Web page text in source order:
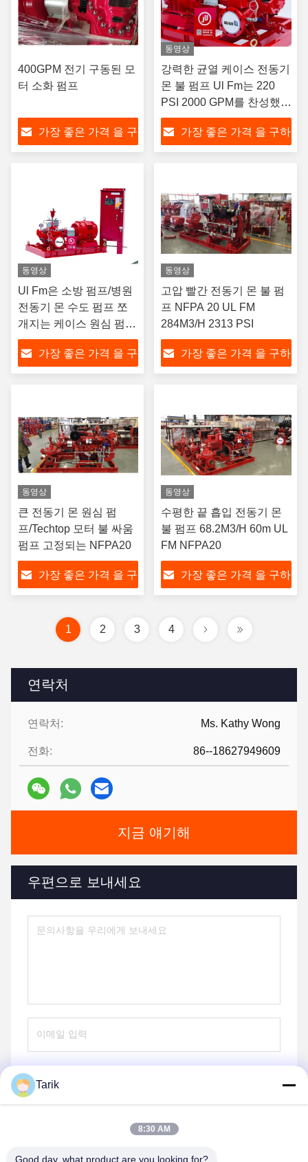
연락처
연락처: Ms. Kathy Wong
전화: 86--18627949609
지금 얘기해
우편으로 보내세요
400GPM 전기 구동된 모
터 소화 펌프
가장 좋은 가격 을 구
동영상
강력한 균열 케이스 전동기
몬 불 펌프 Ul Fm는 220
PSI 2000 GPM를 찬성했습
니다
가장 좋은 가격 을 구하
동영상
Ul Fm은 소방 펌프/병원
전동기 몬 수도 펌프 쪼
개지는 케이스 원심 펌프
91M3/H 134m를 승인했
습니다가장 좋은 가격 을 구
동영상
고압 빨간 전동기 몬 불 펌
프 NFPA 20 UL FM
284M3/H 2313 PSI
가장 좋은 가격 을 구하
동영상
큰 전동기 몬 원심 펌
프/Techtop 모터 불 싸움
펌프 고정되는 NFPA20
가장 좋은 가격 을 구
동영상
수평한 끝 흡입 전동기 몬
불 펌프 68.2M3/H 60m UL
FM NFPA20
가장 좋은 가격 을 구하
1 2 3 4
Tarik
8:30 AM
Good day, what product are you looking for?